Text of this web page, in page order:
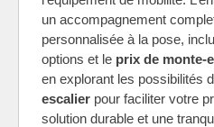
un accompagnement
personnalisée à la pose,
options et le prix de monte-
en explorant les possibilités
escalier pour faciliter votre
solution durable et une